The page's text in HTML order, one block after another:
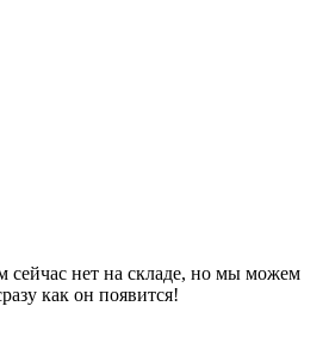
сейчас нет на складе, но мы можем
как он появится!